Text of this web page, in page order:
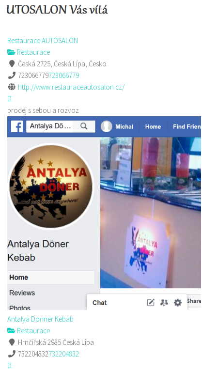
Restaurace AUTOSALON
Restaurace
Česká 2725, Česká Lípa, Česko
723066779723066779
http://www.restauraceautosalon.cz/
prodej s sebou a rozvoz
Antalya Donner Kebab
Restaurace
Hrnčířská 2985 Česká Lípa
732204832732204832